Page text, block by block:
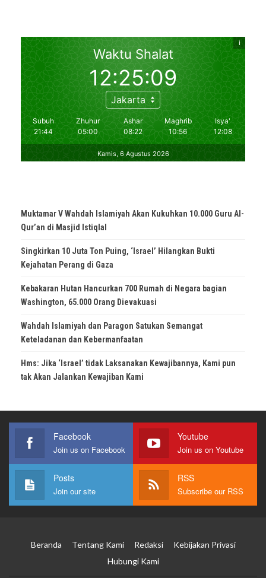
Muktamar V Wahdah Islamiyah Akan Kukuhkan 10.000 Guru Al-
Qur’an di Masjid Istiqlal
Singkirkan 10 Juta Ton Puing, ‘Israel’ Hilangkan Bukti
Kejahatan Perang di Gaza
Kebakaran Hutan Hancurkan 700 Rumah di Negara bagian
Washington, 65.000 Orang Dievakuasi
Wahdah Islamiyah dan Paragon Satukan Semangat
Keteladanan dan Kebermanfaatan
Hms: Jika ‘Israel’ tidak Laksanakan Kewajibannya, Kami pun
tak Akan Jalankan Kewajiban Kami
Facebook
Join us on Facebook
Youtube
Join us on Youtube
Posts
Join our site
RSS
Subscribe our RSS
Beranda Tentang Kami Redaksi
Kebijakan Privasi
Hubungi Kami